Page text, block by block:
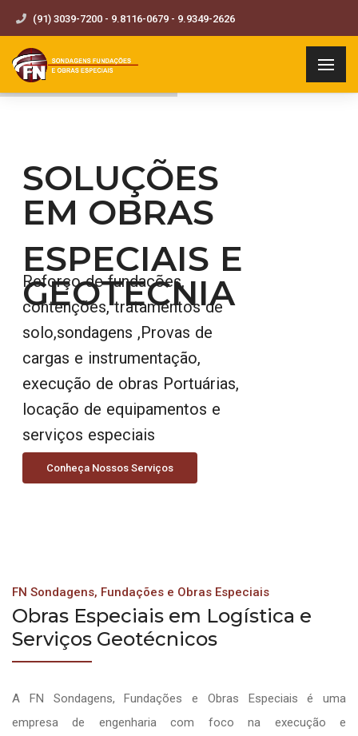
(91) 3039-7200 - 9.8116-0679 - 9.9349-2626
SOLUÇÕES
EM OBRAS
ESPECIAIS E
GEOTECNIA
Reforço de fundações,
contenções, tratamentos de
solo,sondagens ,Provas de
cargas e instrumentação,
execução de obras Portuárias,
locação de equipamentos e
serviços especiais
Conheça Nossos Serviços
FN Sondagens, Fundações e Obras Especiais
Obras Especiais em Logística e
Serviços Geotécnicos
A FN Sondagens, Fundações e Obras Especiais é uma
empresa de engenharia com foco na execução e